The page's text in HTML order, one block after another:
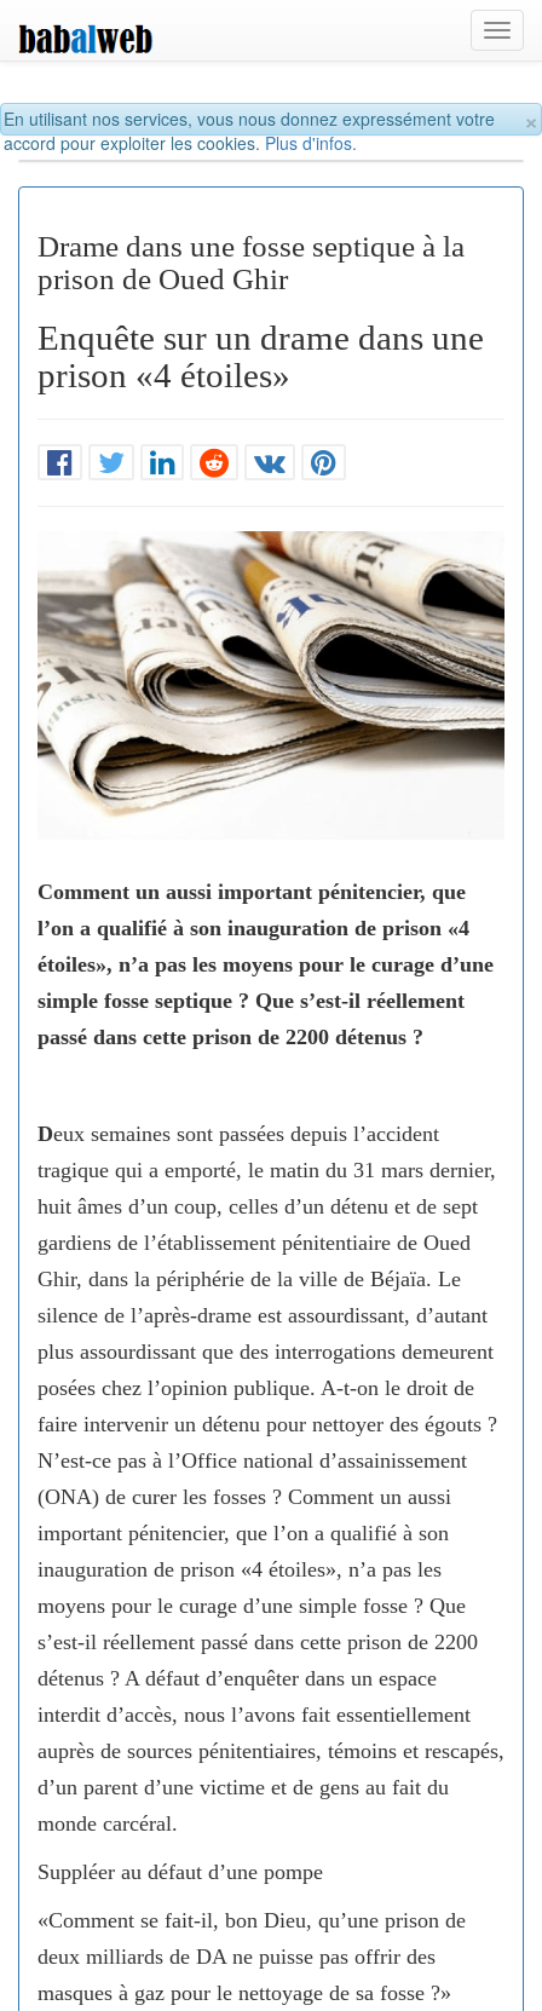
×
En utilisant nos services, vous nous donnez expressément votre
accord pour exploiter les cookies.Plus d'infos.
Drame dans une fosse septique à la
prison de Oued Ghir
Enquête sur un drame dans une
prison «4 étoiles»
Comment un aussi important pénitencier, que
l’on a qualifié à son inauguration de prison «4
étoiles», n’a pas les moyens pour le curage d’une
simple fosse septique ? Que s’est-il réellement
passé dans cette prison de 2200 détenus ?
Deux semaines sont passées depuis l’accident
tragique qui a emporté, le matin du 31 mars dernier,
huit âmes d’un coup, celles d’un détenu et de sept
gardiens de l’établissement pénitentiaire de Oued
Ghir, dans la périphérie de la ville de Béjaïa. Le
silence de l’après-drame est assourdissant, d’autant
plus assourdissant que des interrogations demeurent
posées chez l’opinion publique. A-t-on le droit de
faire intervenir un détenu pour nettoyer des égouts ?
N’est-ce pas à l’Office national d’assainissement
(ONA) de curer les fosses ? Comment un aussi
important pénitencier, que l’on a qualifié à son
inauguration de prison «4 étoiles», n’a pas les
moyens pour le curage d’une simple fosse ? Que
s’est-il réellement passé dans cette prison de 2200
détenus ? A défaut d’enquêter dans un espace
interdit d’accès, nous l’avons fait essentiellement
auprès de sources pénitentiaires, témoins et rescapés,
d’un parent d’une victime et de gens au fait du
monde carcéral.
Suppléer au défaut d’une pompe
«Comment se fait-il, bon Dieu, qu’une prison de
deux milliards de DA ne puisse pas offrir des
masques à gaz pour le nettoyage de sa fosse ?»